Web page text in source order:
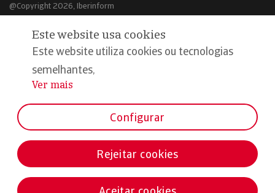
@Copyright 2026, Iberinform
Aviso legal
Política de cookies
Declaração de privacidade
Este website usa cookies
Este website utiliza cookies ou tecnologias
semelhantes,
...
Ver mais
Configurar
Rejeitar cookies